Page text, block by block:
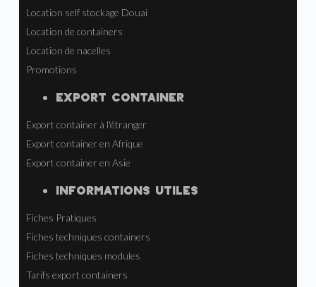
Location self stockage Douai
Location de containers
Location de nacelles
Promotions
EXPORT CONTAINER
Export container à l'étranger
Export container en Afrique
Export container en Asie
INFORMATIONS UTILES
Fiches Pratiques
Fiches techniques containers
Fiches techniques modules
Tarifs export containers